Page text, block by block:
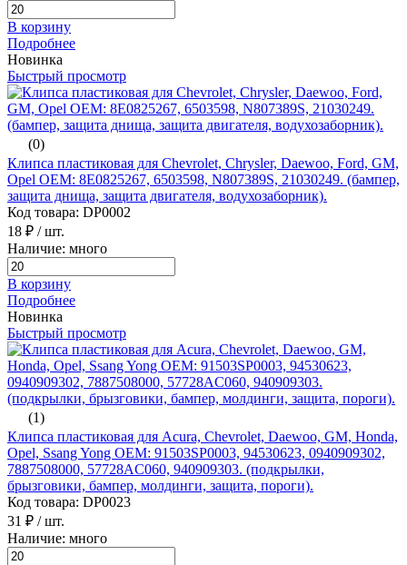
В корзину
Подробнее
Новинка
Быстрый просмотр
(0)
Клипса пластиковая для Chevrolet, Chrysler, Daewoo, Ford, GM,
Opel ОЕМ: 8E0825267, 6503598, N807389S, 21030249. (бампер,
защита днища, защита двигателя, водухозаборник).
Код товара: DP0002
18 ₽ / шт.
Наличие: много
В корзину
Подробнее
Новинка
Быстрый просмотр
(1)
Клипса пластиковая для Acura, Chevrolet, Daewoo, GM, Honda,
Opel, Ssang Yong ОЕМ: 91503SP0003, 94530623, 0940909302,
7887508000, 57728AC060, 940909303. (подкрылки,
брызговики, бампер, молдинги, защита, пороги).
Код товара: DP0023
31 ₽ / шт.
Наличие: много